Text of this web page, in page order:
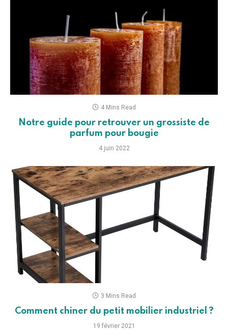
4 Mins Read
Notre guide pour retrouver un grossiste de
parfum pour bougie
4 juin 2022
3 Mins Read
Comment chiner du petit mobilier industriel ?
19 février 2021